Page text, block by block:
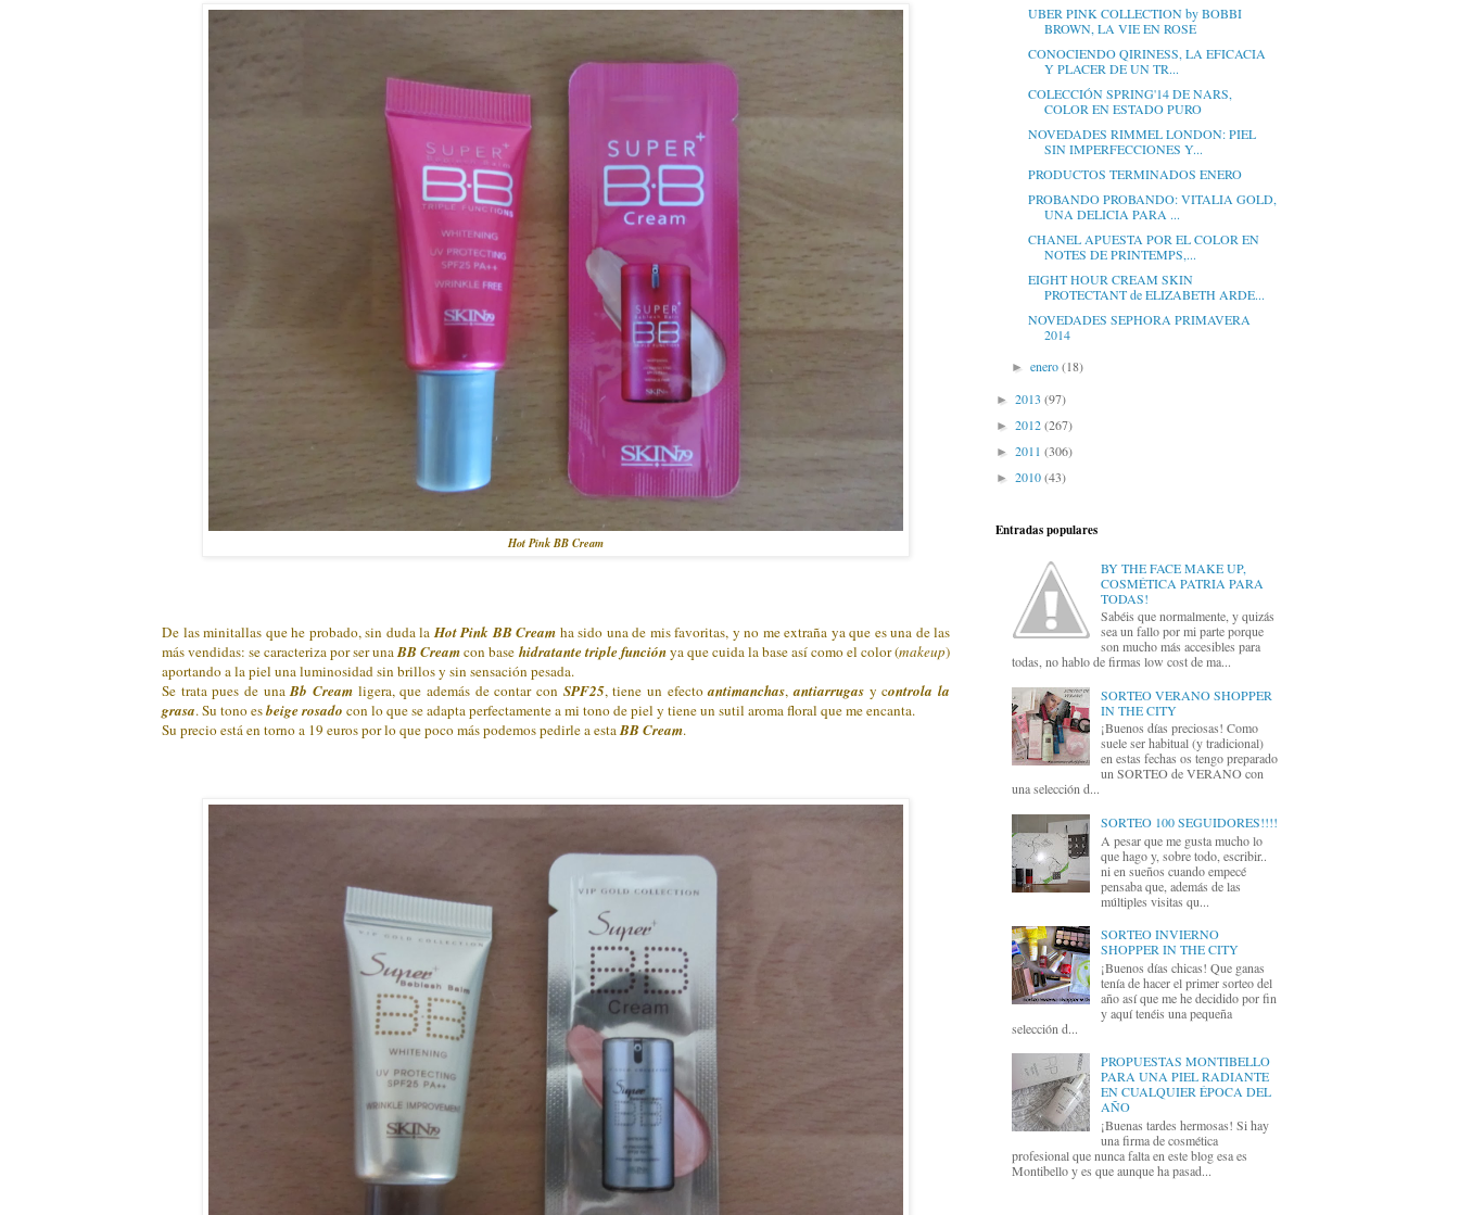
Hot Pink BB Cream
De las minitallas que he probado, sin duda laHot Pink BB Cream ha sido una de mis favoritas, y no me extraña ya que es una de las
más vendidas: se caracteriza por ser unaBB Creamcon base hidratante triple funciónya que cuida la base así como el color (makeup)
aportando a la piel una luminosidad sin brillos y sin sensación pesada.
Se trata pues de unaBb Cream ligera, que además de contar con SPF25, tiene un efectoantimanchas,antiarrugas y controla la
grasa. Su tono esbeige rosado con lo que se adapta perfectamente a mi tono de piel y tiene un sutil aroma floral que me encanta.
Su precio está en torno a 19 euros por lo que poco más podemos pedirle a estaBB Cream.
UBER PINK COLLECTION by BOBBI
BROWN, LA VIE EN ROSE
CONOCIENDO QIRINESS, LA EFICACIA
Y PLACER DE UN TR...
COLECCIÓN SPRING'14 DE NARS,
COLOR EN ESTADO PURO
NOVEDADES RIMMEL LONDON: PIEL
SIN IMPERFECCIONES Y...
PRODUCTOS TERMINADOS ENERO
PROBANDO PROBANDO: VITALIA GOLD,
UNA DELICIA PARA ...
CHANEL APUESTA POR EL COLOR EN
NOTES DE PRINTEMPS,...
EIGHT HOUR CREAM SKIN
PROTECTANT de ELIZABETH ARDE...
NOVEDADES SEPHORA PRIMAVERA
2014
►enero(18)
► 2013 (97)
► 2012(267)
► 2011 (306)
► 2010(43)
Entradas populares
BY THE FACE MAKE UP,
COSMÉTICA PATRIA PARA
TODAS!
Sabéis que normalmente, y quizás
sea un fallo por mi parte porque
son mucho más accesibles para
todas, no hablo de firmas low cost de ma...
SORTEO VERANO SHOPPER
IN THE CITY
¡Buenos días preciosas! Como
suele ser habitual (y tradicional)
en estas fechas os tengo preparado
un SORTEO de VERANO con
una selección d...
SORTEO 100 SEGUIDORES!!!!
A pesar que me gusta mucho lo
que hago y, sobre todo, escribir..
ni en sueños cuando empecé
pensaba que, además de las
múltiples visitas qu...
SORTEO INVIERNO
SHOPPER IN THE CITY
¡Buenos días chicas! Que ganas
tenía de hacer el primer sorteo del
año así que me he decidido por fin
y aquí tenéis una pequeña
selección d...
PROPUESTAS MONTIBELLO
PARA UNA PIEL RADIANTE
EN CUALQUIER ÉPOCA DEL
AÑO
¡Buenas tardes hermosas! Si hay
una firma de cosmética
profesional que nunca falta en este blog esa es
Montibello y es que aunque ha pasad...